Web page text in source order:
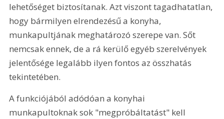
lehetőséget biztosítanak. Azt viszont tagadhatatlan,
hogy bármilyen elrendezésű a konyha,
munkapultjának meghatározó szerepe van. Sőt
nemcsak ennek, de a rá kerülő egyéb szerelvények
jelentősége legalább ilyen fontos az összhatás
tekintetében.
A funkciójából adódóan a konyhai
munkapultoknak sok "megpróbáltatást" kell